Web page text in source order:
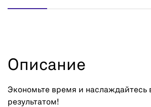
Описание
Экономьте время и наслаждайтесь
результатом!